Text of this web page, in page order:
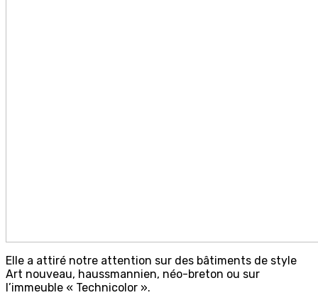
Elle a attiré notre attention sur des bâtiments de style
Art nouveau, haussmannien, néo-breton ou sur
l’immeuble « Technicolor ».